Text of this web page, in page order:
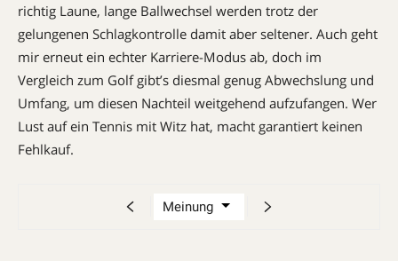
richtig Laune, lange Ballwechsel werden trotz der
gelungenen Schlagkontrolle damit aber seltener. Auch geht
mir erneut ein echter Karriere-Modus ab, doch im
Vergleich zum Golf gibt’s diesmal genug Abwechslung und
Umfang, um diesen Nachteil weitgehend aufzufangen. Wer
Lust auf ein Tennis mit Witz hat, macht garantiert keinen
Fehlkauf.